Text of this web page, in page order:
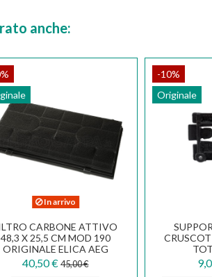
anche:
In arrivo
CARBONE ATTIVO
48,3 X 25,5 CM MOD 190
ORIGINALE ELICA AEG
ELECTROLUX
40,50 € 45,00 €
-10%
Originale